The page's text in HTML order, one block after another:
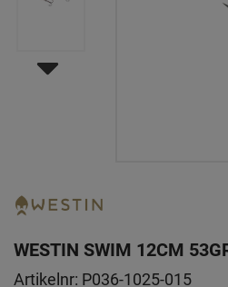
WESTIN SWIM 12CM
Artikelnr: P036-1025-015